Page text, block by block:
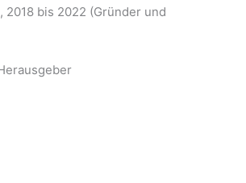
, 2018 bis 2022 (Gründer und